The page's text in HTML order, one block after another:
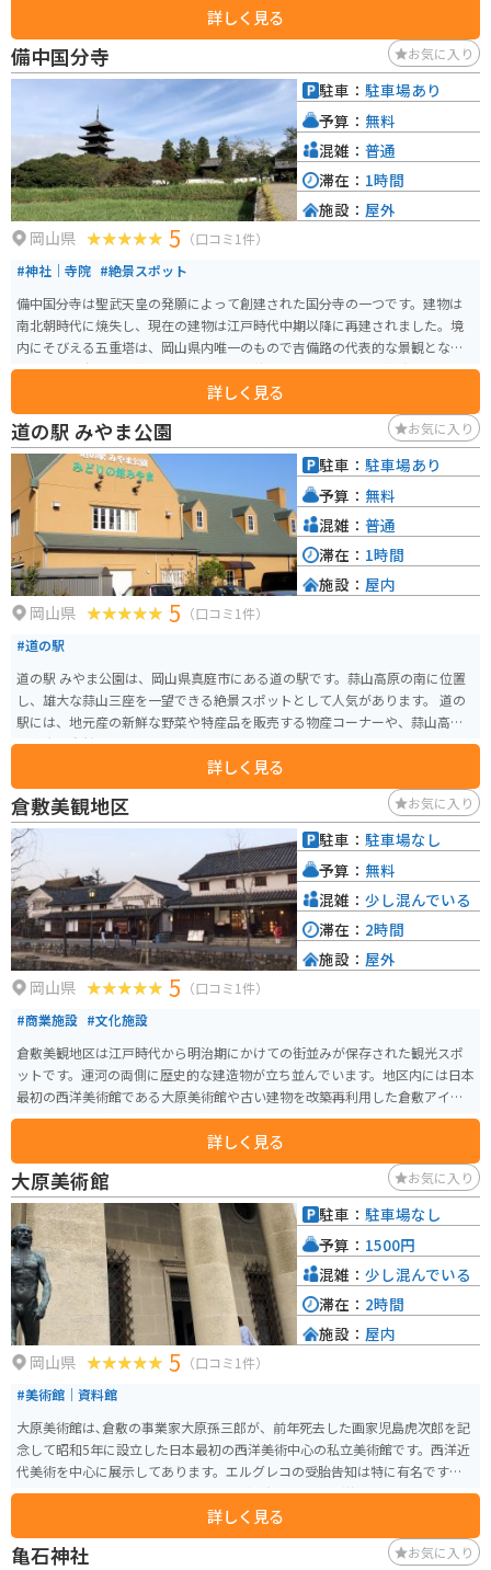
年に日蓮宗最上教派の本山になり、"最上本山 御瀧 龍泉寺″と改めました。最
上位経王大菩薩（最上様・お稲荷さん）、八大龍王（水の神様）、鬼子母神
（子供の守り神）、三面大黒天をお祀りしています。
詳しく見る
備中国分寺 お気に入り
岡山県 5 （口コミ1件）
#神社｜寺院 #絶景スポット
備中国分寺は聖武天皇の発願によって創建された国分寺の一つです。建物は
南北朝時代に焼失し、現在の建物は江戸時代中期以降に再建されました。境
内にそびえる五重塔は、岡山県内唯一のもので吉備路の代表的な景観となっ
ています。春は菜の花、夏はひまわり、秋はコスモスが周囲に栽培されて備
中国分寺を見せてくれます。また夕焼けも大変美しく、多くのカメラマンも
訪れます。
詳しく見る
駐車： 駐車場あり
予算： 無料
混雑： 普通
滞在： 1時間
施設： 屋外
道の駅 みやま公園 お気に入り
岡山県 5 （口コミ1件）
#道の駅
道の駅 みやま公園は、岡山県真庭市にある道の駅です。蒜山高原の南に位置
し、雄大な蒜山三座を一望できる絶景スポットとして人気があります。 道の
駅には、地元産の新鮮な野菜や特産品を販売する物産コーナーや、蒜山高原
の雄大な自然を眺めながら食事ができるレストランがあります。また、情報
コーナーでは、観光情報や周辺の道路状況などを得ることができます。 バイ
クで訪れる場合、道の駅の駐車場は広々としており、駐車スペースにも困る
ことはないでしょう。蒜山高原は、ワインディングロードが続くツーリング
スポットとしても人気があります。道の駅 みやま公園を拠点に、蒜山高原を
満喫するのもおすすめです。 周辺には、蒜山酪農農業協同組合やひるぜんワ
イナリーなど、地元の特産品を味わえる施設も充実しています。また、蒜山高
原には、キャンプ場や牧場など、自然を満喫できるレジャースポットもたく
さんあります。
詳しく見る
駐車： 駐車場あり
予算： 無料
混雑： 普通
滞在： 1時間
施設： 屋内
倉敷美観地区 お気に入り
岡山県 5 （口コミ1件）
#商業施設 #文化施設
倉敷美観地区は江戸時代から明治期にかけての街並みが保存された観光スポ
ットです。運河の両側に歴史的な建造物が立ち並んでいます。地区内には日本
最初の西洋美術館である大原美術館や古い建物を改築再利用した倉敷アイビ
ースクエアなど、見どころが豊富にあります。
詳しく見る
駐車： 駐車場なし
予算： 無料
混雑： 少し混んでいる
滞在： 2時間
施設： 屋外
大原美術館 お気に入り
岡山県 5 （口コミ1件）
#美術館｜資料館
大原美術館は､倉敷の事業家大原孫三郎が、前年死去した画家児島虎次郎を記
念して昭和5年に設立した日本最初の西洋美術中心の私立美術館です。西洋近
代美術を中心に展示してあります。エルグレコの受胎告知は特に有名です。そ
の他モネ、ピカソ、ムンク、ルソーなど、有名画家の西洋絵画などあります。
モネの睡蓮に描かれた睡蓮(現地から分けてもらったもの)も管内の池に育てら
れています。
詳しく見る
駐車： 駐車場なし
予算： 1500円
混雑： 少し混んでいる
滞在： 2時間
施設： 屋内
亀石神社 お気に入り